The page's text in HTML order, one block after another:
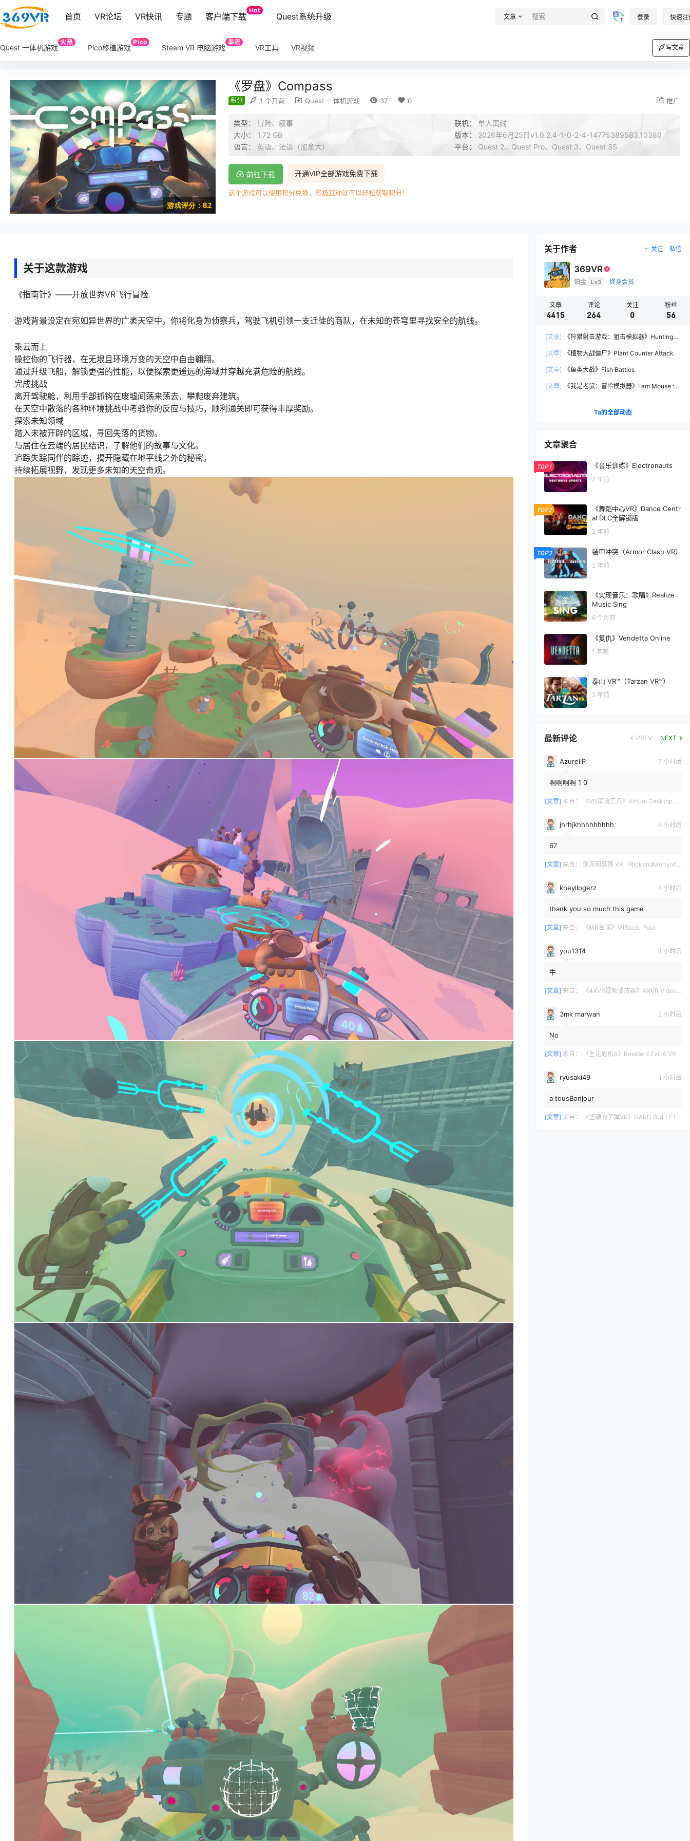
首页 VR论坛 VR快讯 专题 客户端下载
Hot
Quest系统升级 文章 登录 快速注
Quest 一体机游戏
火热
Pico移植游戏
Pico
Steam VR 电脑游戏
串流
VR工具 VR视频 写文章
游戏评分：8.2
《罗盘》Compass
积分 1 个月前 Quest 一体机游戏 37 0 推广
类型： 冒险、叙事 联机： 单人离线
大小： 1.72 GB 版本： 2026年6月25日v1.0.2.4-1-0-2-4-14775389583.10380
语言： 英语、法语（加拿大） 平台： Quest 2、Quest Pro、Quest 3、Quest 3S
开通VIP全部游戏免费下载
前往下载
这个游戏可以使用积分兑换，积极互动就可以轻松获取积分！
关于这款游戏
《指南针》——开放世界VR飞行冒险
游戏背景设定在宛如异世界的广袤天空中。你将化身为侦察兵，驾驶飞机引领一支迁徙的商队，在未知的苍穹里寻找安全的航线。
乘云而上
操控你的飞行器，在无垠且环境万变的天空中自由翱翔。
通过升级飞船，解锁更强的性能，以便探索更遥远的海域并穿越充满危险的航线。
完成挑战
离开驾驶舱，利用手部抓钩在废墟间荡来荡去，攀爬废弃建筑。
在天空中散落的各种环境挑战中考验你的反应与技巧，顺利通关即可获得丰厚奖励。
探索未知领域
踏入未被开辟的区域，寻回失落的货物。
与居住在云端的居民结识，了解他们的故事与文化。
追踪失踪同伴的踪迹，揭开隐藏在地平线之外的秘密。
持续拓展视野，发现更多未知的天空奇观。
关于作者 关注 私信
369VR
铂金 Lv3 终身会员
文章
4415
评论
264
关注
0
粉丝
56
[文章]
《狩猎射击游戏：狙击模拟器》Hunting
[文章]
《植物大战僵尸》Plant Counter Attack
[文章] 《鱼类大战》Fish Battles
[文章]
《我是老鼠：冒险模拟器》I am Mouse :
Ta的全部动态
文章聚合
TOP1 《音乐训练》Electronauts
2 年前
TOP2
《舞蹈中心VR》Dance Centr
al DLC全解锁版
2 年前
TOP3 装甲冲突（Armor Clash VR）
2 年前
《实现音乐：歌唱》Realize
Music Sing
6 个月前
《复仇》Vendetta Online
1 年前
泰山 VR™（Tarzan VR™）
2 年前
最新评论 PREV NEXT
AzureilP 7 小时后
啊啊啊啊 1 0
[文章] 来自： 《VD串流工具》Virtual Desktop 破解版
jhrhjkhhhhhhhhh 6 小时后
67
[文章] 来自： 瑞克和莫蒂 VR（RickandMorty:VirtualRick-ality）
kheyllogerz 6 小时后
thank you so much this game
[文章] 来自： 《MR台球》MiRacle Pool
you1314 3 小时后
牛
[文章] 来自： 《4XVR视频播放器》4XVR Video Player
3mk marwan 2 小时后
No
[文章] 来自： 《生化危机4》Resident Evil 4 VR
ryusaki49 1 小时后
a tousBonjour
[文章] 来自： 《坚硬的子弹VR》HARD BULLET